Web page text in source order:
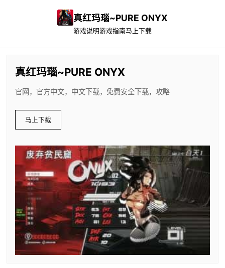
真红玛瑙~PURE ONYX
游戏说明游戏指南马上下载
真红玛瑙~PURE ONYX
官网，官方中文，中文下载，免费安全下载，攻略
马上下载